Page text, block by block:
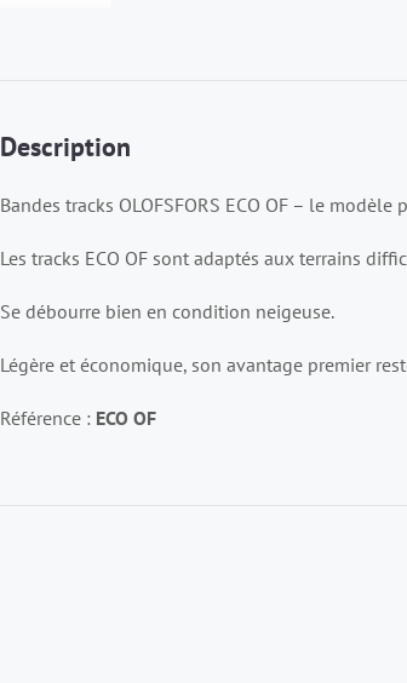
Description
Bandes tracks OLOFSFORS ECO OF – le
Les tracks ECO OF sont adaptés aux terrains
Se débourre bien en condition neigeuse.
Légère et économique, son avantage premier
Référence : ECO OF